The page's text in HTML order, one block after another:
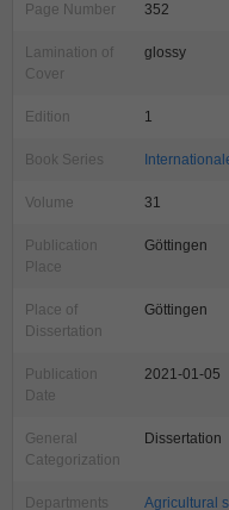
Page Number 352
Lamination of
Cover
glossy
Edition 1
Book Series
Volume 31
Publication
Place
Göttingen
Place of
Dissertation
Göttingen
Publication
Date
2021-01-05
General
Categorization
Dissertation
Departments
Agricultural